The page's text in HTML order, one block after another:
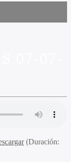
(Duración: